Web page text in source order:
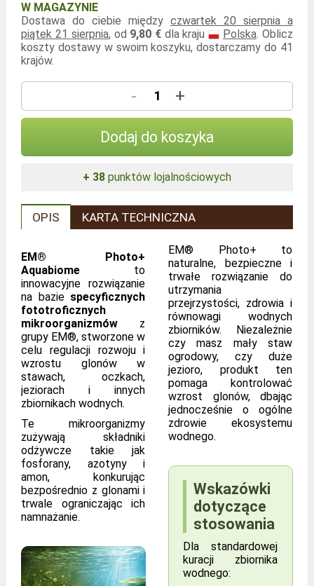
W MAGAZYNIE
Dostawa do ciebie między czwartek 20 sierpnia a
piątek 21 sierpnia, od 9,80 € dla kraju Polska. Oblicz
koszty dostawy w swoim koszyku, dostarczamy do 41
krajów.
- +
Dodaj do koszyka
+ 38 punktów lojalnościowych
OPIS KARTA TECHNICZNA
EM® Photo+
Aquabiome to
innowacyjne rozwiązanie
na bazie specyficznych
fototroficznych
mikroorganizmów z
grupy EM®, stworzone w
celu regulacji rozwoju i
wzrostu glonów w
stawach, oczkach,
jeziorach i innych
zbiornikach wodnych.
Te mikroorganizmy
zużywają składniki
odżywcze takie jak
fosforany, azotyny i
amon, konkurując
bezpośrednio z glonami i
trwale ograniczając ich
namnażanie.
EM® Photo+ to
naturalne, bezpieczne i
trwałe rozwiązanie do
utrzymania
przejrzystości, zdrowia i
równowagi wodnych
zbiorników. Niezależnie
czy masz mały staw
ogrodowy, czy duże
jezioro, produkt ten
pomaga kontrolować
wzrost glonów, dbając
jednocześnie o ogólne
zdrowie ekosystemu
wodnego.
Wskazówki
dotyczące
stosowania
Dla standardowej
kuracji zbiornika
wodnego: